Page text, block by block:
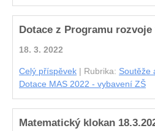
Dotace z Programu rozvoje
18. 3. 2022
Celý příspěvek | Rubrika: Soutěže
Dotace MAS 2022 - vybavení ZŠ
Matematický klokan